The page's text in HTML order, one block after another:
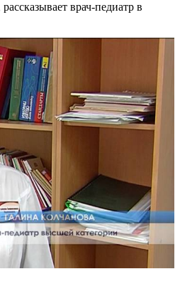
врач-педиатр в